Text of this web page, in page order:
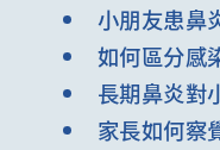
小朋友患鼻
如何區分感
長期鼻炎對
家長如何察